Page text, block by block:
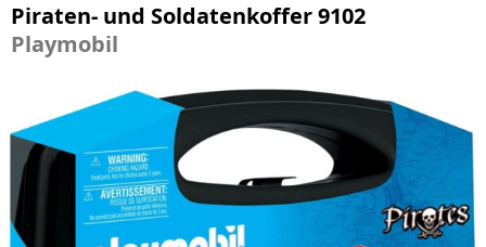
Piraten- und Soldatenkoffer 9102
Playmobil